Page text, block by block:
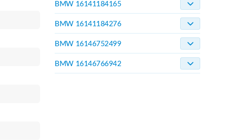
BMW 16141184165
BMW 16141184276
BMW 16146752499
BMW 16146766942